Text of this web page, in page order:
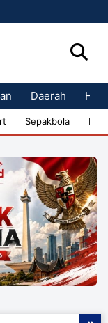
Daerah
Sepakbola